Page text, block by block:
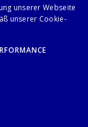
unserer Webseite
unserer Cookie-